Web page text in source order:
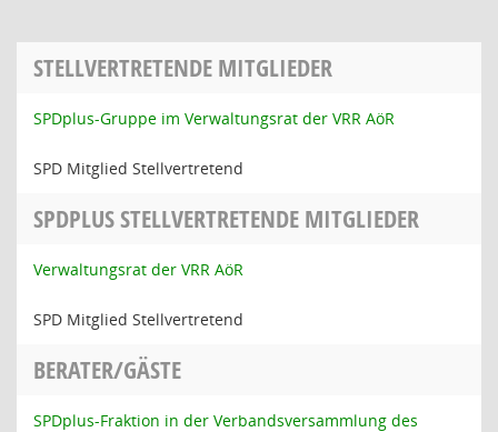
STELLVERTRETENDE MITGLIEDER
SPDplus-Gruppe im Verwaltungsrat der VRR AöR
SPD Mitglied Stellvertretend
SPDPLUS STELLVERTRETENDE MITGLIEDER
Verwaltungsrat der VRR AöR
SPD Mitglied Stellvertretend
BERATER/GÄSTE
SPDplus-Fraktion in der Verbandsversammlung des